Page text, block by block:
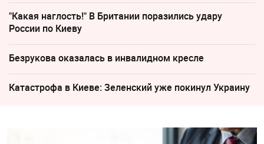
"Какая наглость!" В Британии поразились удару
России по Киеву
Безрукова оказалась в инвалидном кресле
Катастрофа в Киеве: Зеленский уже покинул Украину